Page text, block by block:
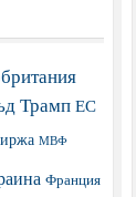
Трамп ЕС
МВФ
Франция